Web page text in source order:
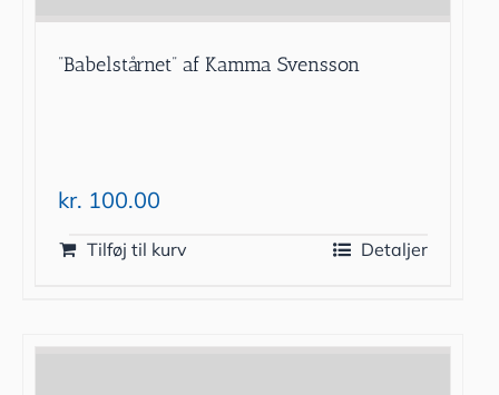
”Babelstårnet” af Kamma Svensson
kr. 100.00
Tilføj til kurv Detaljer